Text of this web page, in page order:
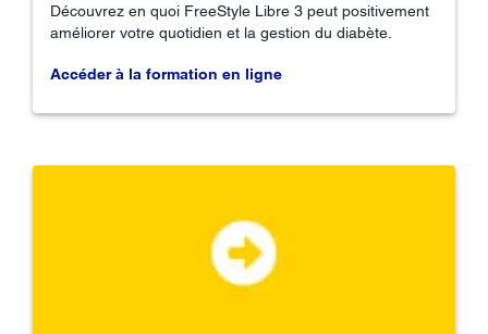
Découvrez en quoi FreeStyle Libre 3 peut positivement
améliorer votre quotidien et la gestion du diabète.
Accéder à la formation en ligne